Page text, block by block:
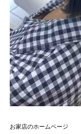
お家店のホームページ